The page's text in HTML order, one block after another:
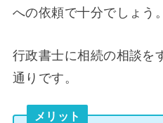
への依頼で十分でしょう。
行政書士に相続の相談を
通りです。
メリット